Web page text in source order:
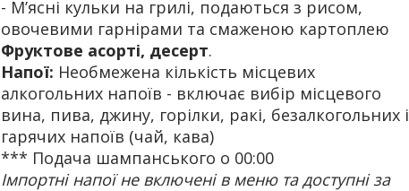
- М’ясні кульки на грилі, подаються з рисом,
овочевими гарнірами та смаженою картоплею
Фруктове асорті, десерт.
Напої: Необмежена кількість місцевих
алкогольних напоїв - включає вибір місцевого
вина, пива, джину, горілки, ракі, безалкогольних і
гарячих напоїв (чай, кава)
*** Подача шампанського о 00:00
Імпортні напої не включені в меню та доступні за